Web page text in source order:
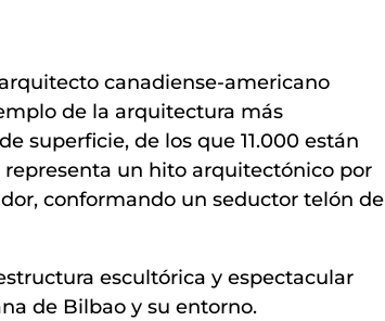
canadiense-americano
de la arquitectura más
superficie, de los que 11.000 están
un hito arquitectónico por
conformando un seductor telón de
escultórica y espectacular
de Bilbao y su entorno.